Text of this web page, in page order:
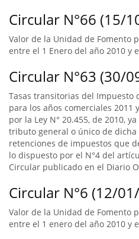
Circular N°66 (15/
Valor de la Unidad de Fomento
entre el 1 Enero del año 2010 y
Circular N°63 (30/
Tasas transitorias del Impuesto
para los años comerciales 2011
por la Ley N° 20.455, de 2010,
tributo general o único de dicha
retenciones de impuestos que
lo dispuesto por el N°4 del
Circular publicado en el Diario
Circular N°6 (12/
Valor de la Unidad de Fomento
entre el 1 enero del año 2010 y